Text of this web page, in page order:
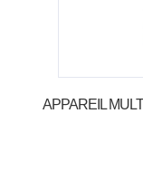
APPAREIL